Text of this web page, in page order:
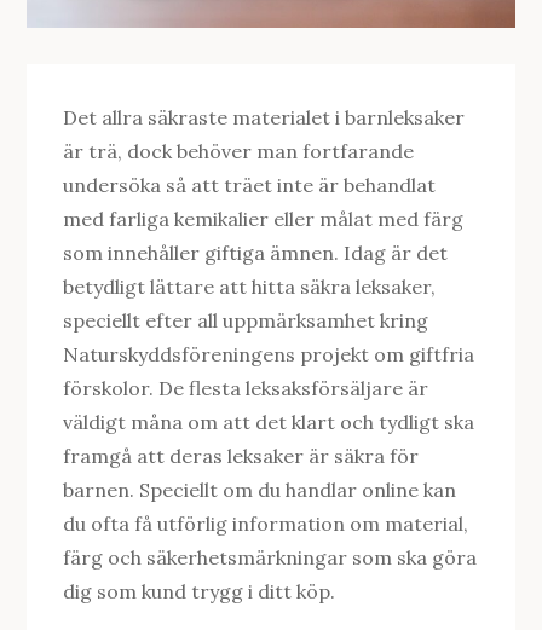
Det allra säkraste materialet i barnleksaker
är trä, dock behöver man fortfarande
undersöka så att träet inte är behandlat
med farliga kemikalier eller målat med färg
som innehåller giftiga ämnen. Idag är det
betydligt lättare att hitta säkra leksaker,
speciellt efter all uppmärksamhet kring
Naturskyddsföreningens projekt om giftfria
förskolor. De flesta leksaksförsäljare är
väldigt måna om att det klart och tydligt ska
framgå att deras leksaker är säkra för
barnen. Speciellt om du handlar online kan
du ofta få utförlig information om material,
färg och säkerhetsmärkningar som ska göra
dig som kund trygg i ditt köp.